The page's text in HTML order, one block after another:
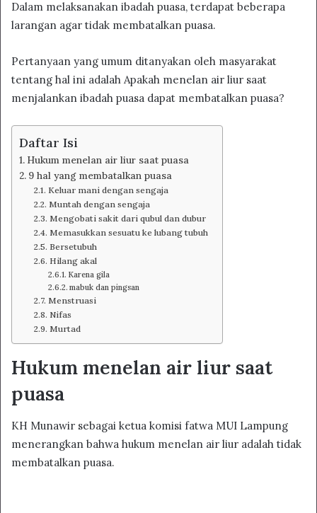
Dalam melaksanakan ibadah puasa, terdapat beberapa
larangan agar tidak membatalkan puasa.
Pertanyaan yang umum ditanyakan oleh masyarakat
tentang hal ini adalah Apakah menelan air liur saat
menjalankan ibadah puasa dapat membatalkan puasa?
Daftar Isi
Hukum menelan air liur saat puasa
9 hal yang membatalkan puasa
Keluar mani dengan sengaja
Muntah dengan sengaja
Mengobati sakit dari qubul dan dubur
Memasukkan sesuatu ke lubang tubuh
Bersetubuh
Hilang akal
Karena gila
mabuk dan pingsan
Menstruasi
Nifas
Murtad
Hukum menelan air liur saat
puasa
KH Munawir sebagai ketua komisi fatwa MUI Lampung
menerangkan bahwa hukum menelan air liur adalah tidak
membatalkan puasa.